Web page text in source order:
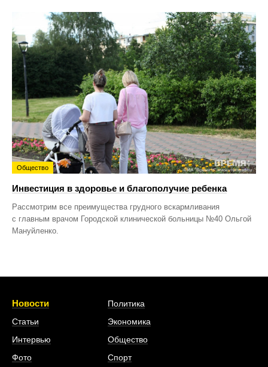
Общество
Инвестиция в здоровье и благополучие ребенка
Рассмотрим все преимущества грудного вскармливания
с главным врачом Городской клинической больницы №40 Ольгой
Мануйленко.
Новости
Статьи
Интервью
Фото
Политика
Экономика
Общество
Спорт